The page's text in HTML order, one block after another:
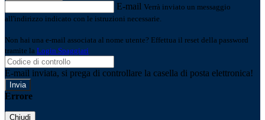
E-mail Verrà inviato un messaggio
all'indirizzo indicato con le istruzioni necessarie.
Non hai una e-mail associata al nome utente? Effettua il reset della password
tramite la Login Spaggiari
E-mail inviata, si prega di controllare la casella di posta elettronica!
Errore
Chiudi